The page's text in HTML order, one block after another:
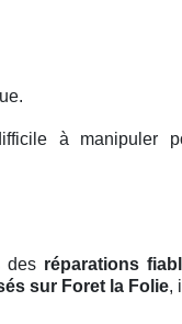
à manipuler
des réparations
sur Foret la Folie,